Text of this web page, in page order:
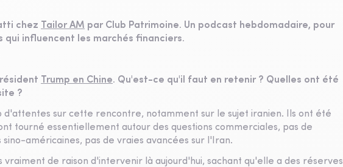
chez Tailor AM par Club Patrimoine. Un podcast hebdomadaire, pour
influencent les marchés financiers.
Trump en Chine. Qu'est-ce qu'il faut en retenir ? Quelles ont été
?
d'attentes sur cette rencontre, notamment sur le sujet iranien. Ils ont été
tourné essentiellement autour des questions commerciales, pas de
américaines, pas de vraies avancées sur l'Iran.
vraiment de raison d'intervenir là aujourd'hui, sachant qu'elle a des réserves